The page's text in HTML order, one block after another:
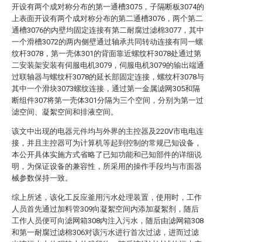
开设有两个成对称分布的第一通槽3075，子隔断板3074的
上表面开设有两个成对称分布的第二通槽3076，两个第二
通槽3076的内壁均固定连接有第二耐腐过滤棉3077，其中
一个滑槽3072的两内侧壁通过轴承共同转动连接有同一螺
纹杆3078，第一壳体301的背面靠近螺纹杆3078处通过第
二安装架安装有伺服电机3079，伺服电机3079的输出端通
过联轴器与螺纹杆3078的延长部固定连接，螺纹杆3078与
其中一个滑块3073螺纹连接，通过第一金属滤网305和隔
断组件307将第一壳体301分隔为三个空间，分别为第一过
滤空间、凝絮空间和排液空间。
该文中出现的电器元件均与外界的主控器及220V市电电连
接，并且主控器可为计算机等起到控制的常规已知设备，
本公开具体实施方式省略了已知功能和已知部件的详细说
明，为保证设备的兼容性，所采用的操作手段均与市面器
械参数保持一致。
综上所述，该化工反应釜用污水处理装置，使用时，工作
人员首先通过加料管309向凝絮空间内添加凝絮剂，随后
工作人员便可向滤网箱308内注入污水，随后由滤网箱308
和第一耐腐过滤棉306对该污水进行首次过滤，进而过滤